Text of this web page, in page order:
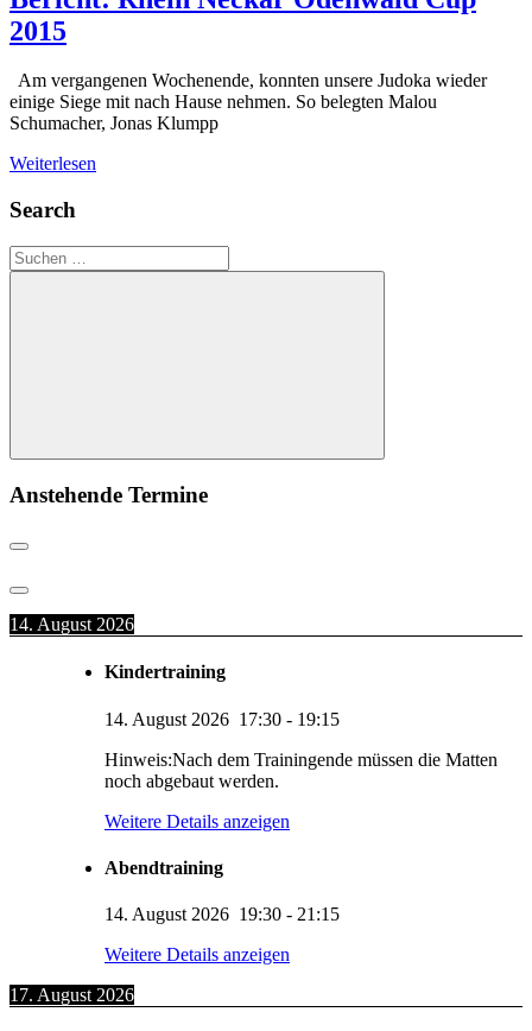
2015
Am vergangenen Wochenende, konnten unsere Judoka wieder
einige Siege mit nach Hause nehmen. So belegten Malou
Schumacher, Jonas Klumpp
Weiterlesen
Search
Suchen
nach:
Suchen
Anstehende Termine
14. August 2026
Kindertraining
14. August 2026 17:30 - 19:15
Hinweis:Nach dem Trainingende müssen die Matten
noch abgebaut werden.
Weitere Details anzeigen
Abendtraining
14. August 2026 19:30 - 21:15
Weitere Details anzeigen
17. August 2026